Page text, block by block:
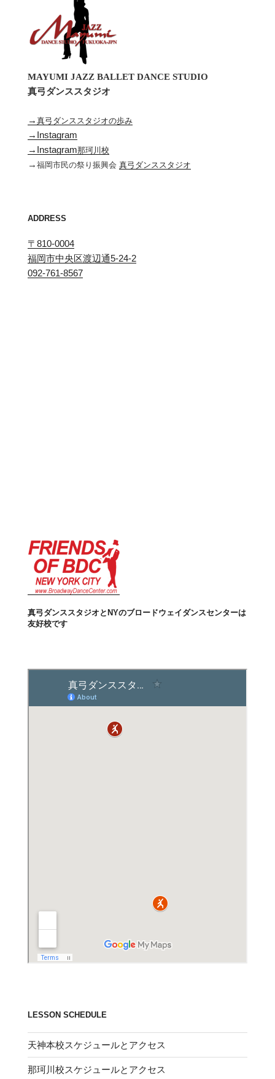
MAYUMI JAZZ BALLET DANCE STUDIO
真弓ダンススタジオ
→ 真弓ダンススタジオの歩み
→Instagram
→Instagram那珂川校
→ 福岡市民の祭り振興会 真弓ダンススタジオ
ADDRESS
〒810-0004
福岡市中央区渡辺通5-24-2
092-761-8567
真弓ダンススタジオとNYのブロードウェイダンスセンターは
友好校です
LESSON SCHEDULE
天神本校スケジュールとアクセス
那珂川校スケジュールとアクセス